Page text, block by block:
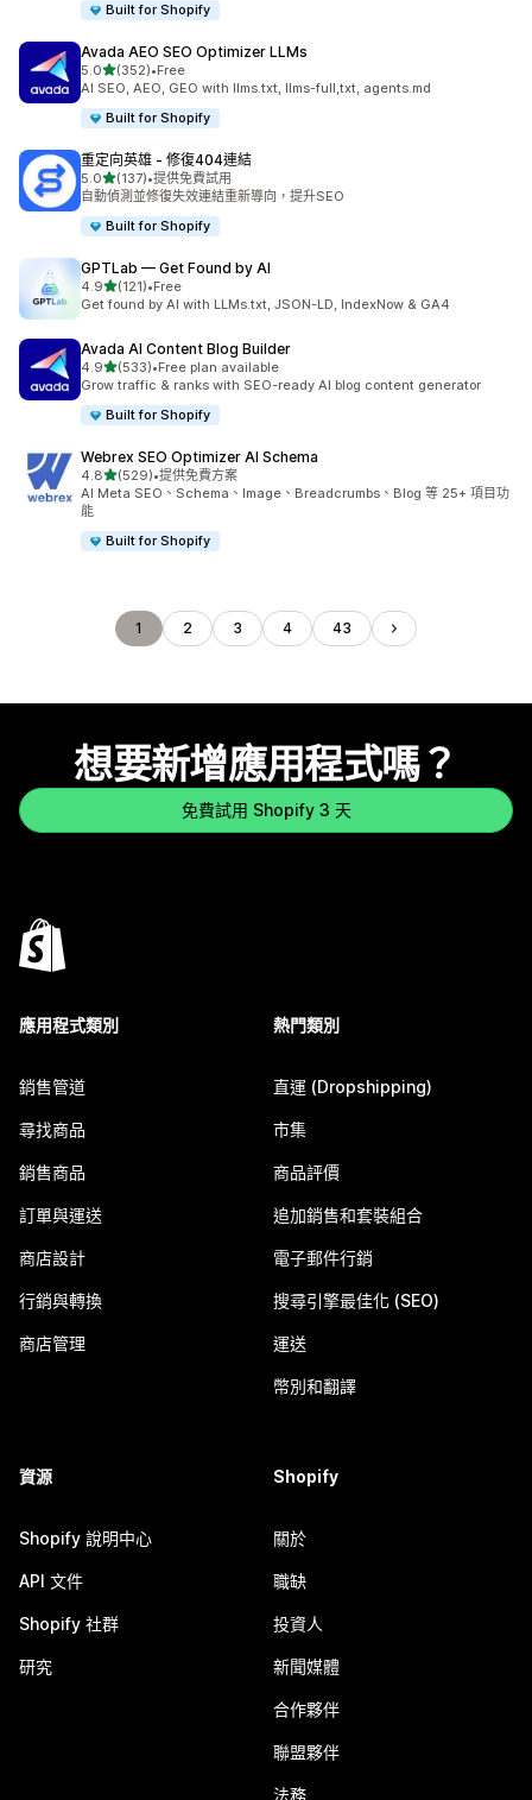
Built for Shopify
Avada AEO SEO Optimizer LLMs
5.0滿分 5 顆星
(352)
共有 352 則評價
•Free
AI SEO, AEO, GEO with llms.txt, llms-full,txt, agents.md
Built for Shopify
重定向英雄 ‑ 修復404連結
5.0滿分 5 顆星
(137)
共有 137 則評價
•提供免費試用
自動偵測並修復失效連結重新導向，提升SEO
Built for Shopify
GPTLab — Get Found by AI
4.9滿分 5 顆星
(121)
共有 121 則評價
•Free
Get found by AI with LLMs.txt, JSON-LD, IndexNow & GA4
Avada AI Content Blog Builder
4.9滿分 5 顆星
(533)
共有 533 則評價
•Free plan available
Grow traffic & ranks with SEO-ready AI blog content generator
Built for Shopify
Webrex SEO Optimizer AI Schema
4.8滿分 5 顆星
(529)
共有 529 則評價
•提供免費方案
AI Meta SEO、Schema、Image、Breadcrumbs、Blog 等 25+ 項目功
能
Built for Shopify
1 2 3 4 43
想要新增應用程式嗎？
免費試用 Shopify 3 天
應用程式類別
銷售管道
尋找商品
銷售商品
訂單與運送
商店設計
行銷與轉換
商店管理
熱門類別
直運 (Dropshipping)
市集
商品評價
追加銷售和套裝組合
電子郵件行銷
搜尋引擎最佳化 (SEO)
運送
幣別和翻譯
資源
Shopify 說明中心
API 文件
Shopify 社群
研究
Shopify
關於
職缺
投資人
新聞媒體
合作夥伴
聯盟夥伴
法務